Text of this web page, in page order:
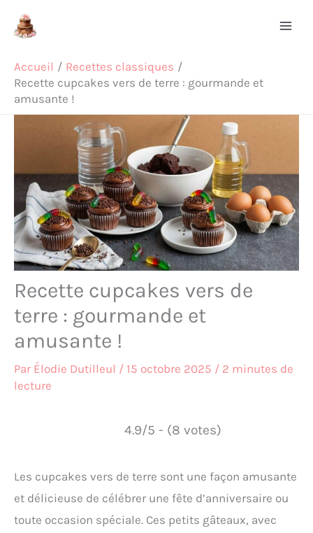
Accueil
Recettes classiques
Recette cupcakes vers de terre : gourmande et
amusante !
Recette cupcakes vers de
terre : gourmande et
amusante !
Par Élodie Dutilleul / 15 octobre 2025 / 2 minutes de
lecture
4.9/5 - (8 votes)
Les cupcakes vers de terre sont une façon amusante
et délicieuse de célébrer une fête d’anniversaire ou
toute occasion spéciale. Ces petits gâteaux, avec
Rechercher